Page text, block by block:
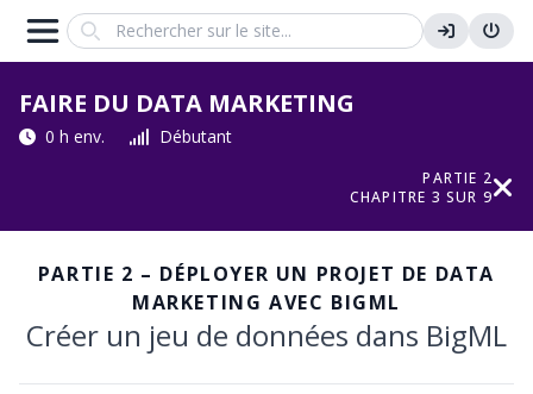
Search
FAIRE DU DATA MARKETING
0 h env. Débutant
PARTIE 2
CHAPITRE 3 SUR 9
PARTIE 2 – DÉPLOYER UN PROJET DE DATA
MARKETING AVEC BIGML
Créer un jeu de données dans BigML